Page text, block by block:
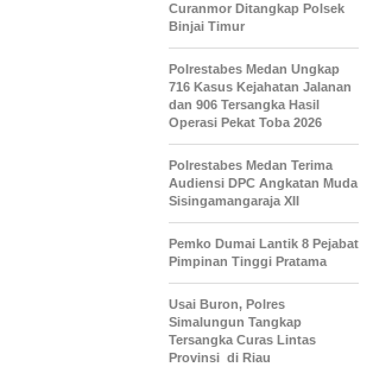
Curanmor Ditangkap Polsek
Binjai Timur
Polrestabes Medan Ungkap
716 Kasus Kejahatan Jalanan
dan 906 Tersangka Hasil
Operasi Pekat Toba 2026
Polrestabes Medan Terima
Audiensi DPC Angkatan Muda
Sisingamangaraja XII
Pemko Dumai Lantik 8 Pejabat
Pimpinan Tinggi Pratama
Usai Buron, Polres
Simalungun Tangkap
Tersangka Curas Lintas
Provinsi di Riau